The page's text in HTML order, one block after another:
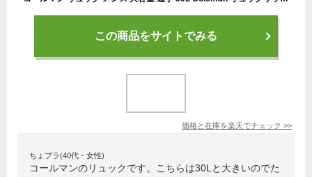
この商品をサイトでみる
価格と在庫を楽天でチェック >>
ちょプラ(40代・女性)
コールマンのリュックです。こちらは30Lと大きいのでた